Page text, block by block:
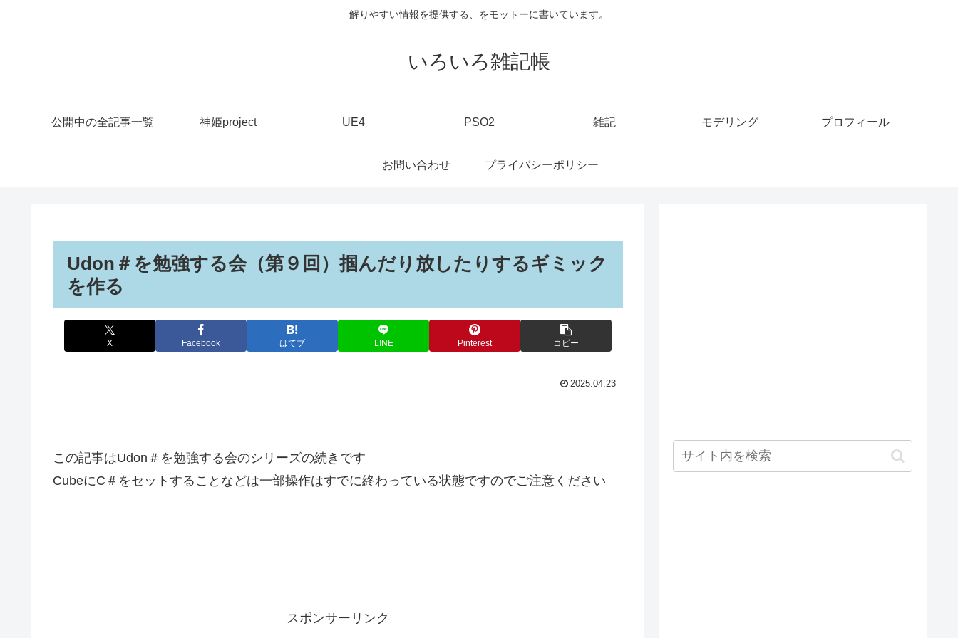
解りやすい情報を提供する、をモットーに書いています。
いろいろ雑記帳
公開中の全記事一覧 神姫project UE4 PSO2 雑記 モデリング プロフィール
お問い合わせ プライバシーポリシー
Udon＃を勉強する会（第９回）掴んだり放したりするギミック
を作る
X Facebook はてブ LINE Pinterest コピー
2025.04.23
この記事はUdon＃を勉強する会のシリーズの続きです
CubeにC＃をセットすることなどは一部操作はすでに終わっている状態ですのでご注意ください
スポンサーリンク